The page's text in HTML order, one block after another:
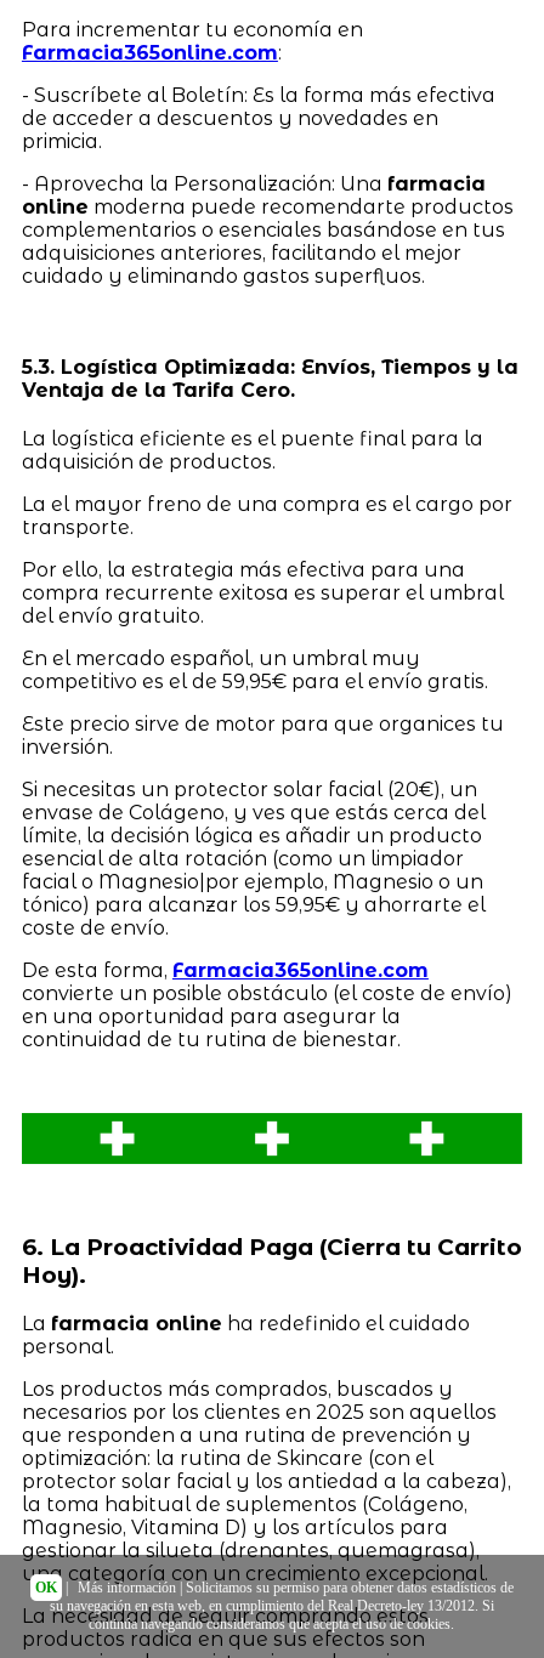
Para incrementar tu economía en
Farmacia365online.com:
- Suscríbete al Boletín: Es la forma más efectiva
de acceder a descuentos y novedades en
primicia.
- Aprovecha la Personalización: Una farmacia
online moderna puede recomendarte productos
complementarios o esenciales basándose en tus
adquisiciones anteriores, facilitando el mejor
cuidado y eliminando gastos superfluos.
5.3. Logística Optimizada: Envíos, Tiempos y la
Ventaja de la Tarifa Cero.
La logística eficiente es el puente final para la
adquisición de productos.
La el mayor freno de una compra es el cargo por
transporte.
Por ello, la estrategia más efectiva para una
compra recurrente exitosa es superar el umbral
del envío gratuito.
En el mercado español, un umbral muy
competitivo es el de 59,95€ para el envío gratis.
Este precio sirve de motor para que organices tu
inversión.
Si necesitas un protector solar facial (20€), un
envase de Colágeno, y ves que estás cerca del
límite, la decisión lógica es añadir un producto
esencial de alta rotación (como un limpiador
facial o Magnesio|por ejemplo, Magnesio o un
tónico) para alcanzar los 59,95€ y ahorrarte el
coste de envío.
De esta forma, Farmacia365online.com
convierte un posible obstáculo (el coste de envío)
en una oportunidad para asegurar la
continuidad de tu rutina de bienestar.
6. La Proactividad Paga (Cierra tu Carrito
Hoy).
La farmacia online ha redefinido el cuidado
personal.
Los productos más comprados, buscados y
necesarios por los clientes en 2025 son aquellos
que responden a una rutina de prevención y
optimización: la rutina de Skincare (con el
protector solar facial y los antiedad a la cabeza),
la toma habitual de suplementos (Colágeno,
Magnesio, Vitamina D) y los artículos para
gestionar la silueta (drenantes, quemagrasa),
una categoría con un crecimiento excepcional.
La necesidad de seguir comprando estos
productos radica en que sus efectos son
OK Más información| Solicitamos su permiso para obtener datos estadísticos de
su navegación en esta web, en cumplimiento del Real Decreto-ley 13/2012. Si
continúa navegando consideramos que acepta el uso de cookies.